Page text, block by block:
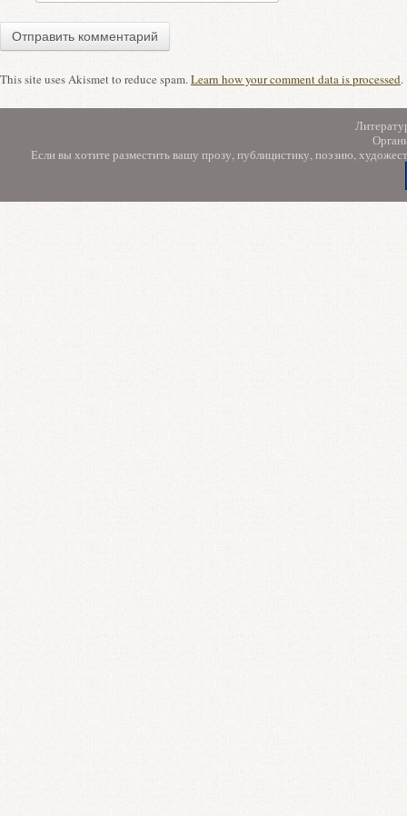
This site uses Akismet to reduce spam.Learn how your comment data is processed.
Если вы хотите разместить вашу прозу, публицистику, поэзию,